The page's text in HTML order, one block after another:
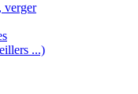
verger
...)